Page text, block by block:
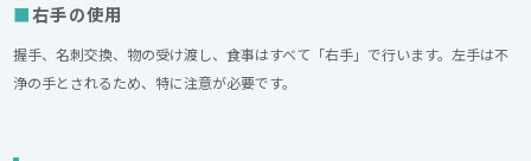
右手の使用
握手、名刺交換、物の受け渡し、食事はすべて「右手」で行います。左手は不
浄の手とされるため、特に注意が必要です。